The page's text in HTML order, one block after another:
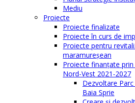
Mediu
Proiecte
Proiecte finalizate
Proiecte în curs de
Proiecte pentru
maramureşean
Proiecte finanțate
Nord-Vest 2021-2027
Dezvoltare
Baia Sprie